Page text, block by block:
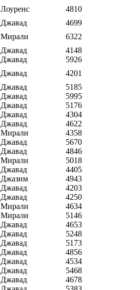
Лоуренс
4810
Джавад
4699
Мирали
6322
Джавад
4148
Джавад
5926
Джавад
4201
Джавад
5185
Джавад
5995
Джавад
5176
Джавад
4304
Джавад
4622
Мирали
4358
Джавад
5670
Джавад
4846
Мирали
5018
Джавад
4405
Джазим
4943
Джавад
4203
Джавад
4250
Мирали
4634
Мирали
5146
Джавад
4653
Джавад
5248
Джавад
5173
Джавад
4856
Джавад
4534
Джавад
5468
Джавад
4678